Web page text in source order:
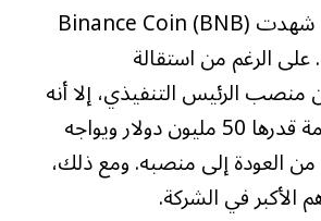
بعد إطلاق سراحه، شهدت Binance Coin (BNB)
الرغم من استقالة
الرئيس التنفيذي، إلا أنه
وافق على دفع غرامة قدرها 50 مليون دولار ويواجه
من العودة إلى منصبه. ومع ذلك،
الأكبر في الشركة.